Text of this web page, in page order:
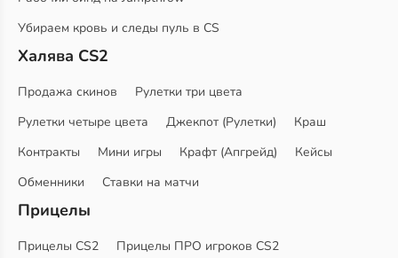
Убираем кровь и следы пуль в CS
Халява CS2
Продажа скинов
Рулетки три цвета
Рулетки четыре цвета
Джекпот (Рулетки)
Краш
Контракты
Мини игры Крафт (Апгрейд)
Кейсы
Обменники
Ставки на матчи
Прицелы
Прицелы CS2
Прицелы ПРО игроков CS2